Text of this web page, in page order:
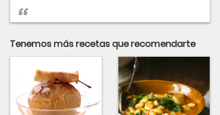
Tenemos más recetas que recomendarte